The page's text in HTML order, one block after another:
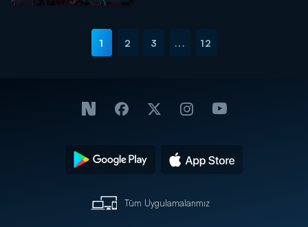
1 2 3 ... 12
Tüm Uygulamalarımız